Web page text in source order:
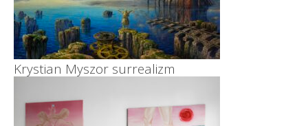
Krystian Myszor surrealizm